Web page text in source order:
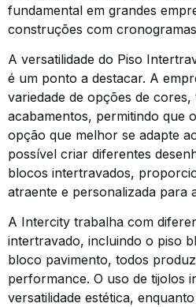
fundamental em grandes
construções com
A versatilidade do Piso
é um ponto a destacar. A
variedade de opções de
acabamentos, permitindo que
opção que melhor se adapte
possível criar diferentes
blocos intertravados,
atraente e personalizada para
A Intercity trabalha com
intertravado, incluindo o piso
bloco pavimento, todos
performance. O uso de tijolos
versatilidade estética,